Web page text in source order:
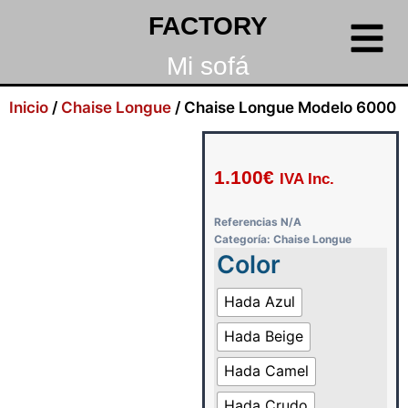
FACTORY
Mi sofá
Inicio / Chaise Longue / Chaise Longue Modelo 6000
1.100€ IVA Inc.
ReferenciasN/A
Categoría: Chaise Longue
Color
Hada Azul
Hada Beige
Hada Camel